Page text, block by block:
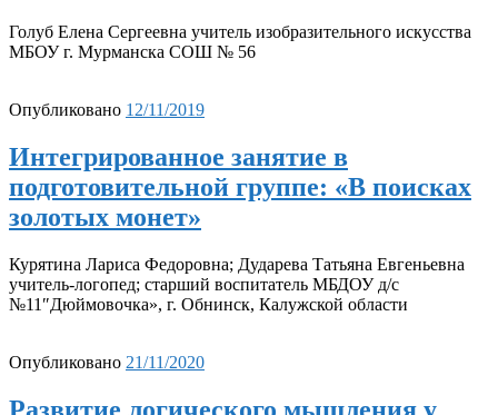
Голуб Елена Сергеевна учитель изобразительного искусства
МБОУ г. Мурманска СОШ № 56
Опубликовано 12/11/2019
Интегрированное занятие в
подготовительной группе: «В поисках
золотых монет»
Курятина Лариса Федоровна; Дударева Татьяна Евгеньевна
учитель-логопед; старший воспитатель МБДОУ д/с
№11″Дюймовочка», г. Обнинск, Калужской области
Опубликовано 21/11/2020
Развитие логического мышления у